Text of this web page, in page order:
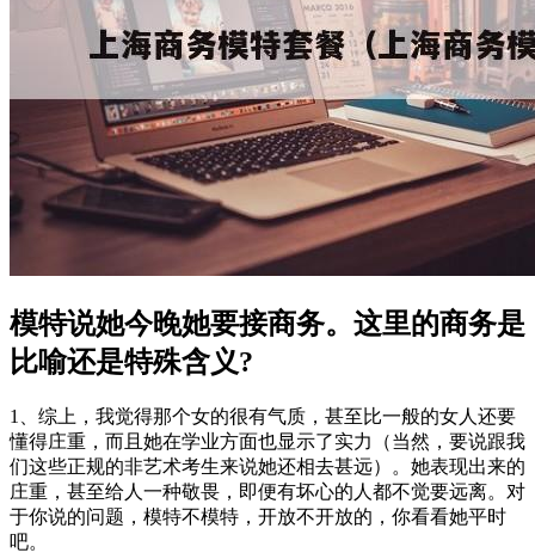
模特说她今晚她要接商务。这里的商务是
比喻还是特殊含义?
1、综上，我觉得那个女的很有气质，甚至比一般的女人还要
懂得庄重，而且她在学业方面也显示了实力（当然，要说跟我
们这些正规的非艺术考生来说她还相去甚远）。她表现出来的
庄重，甚至给人一种敬畏，即便有坏心的人都不觉要远离。对
于你说的问题，模特不模特，开放不开放的，你看看她平时
吧。